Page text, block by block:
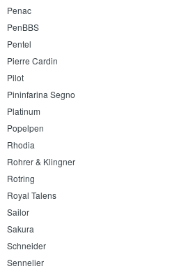
Penac
PenBBS
Pentel
Pierre Cardin
Pilot
Pininfarina Segno
Platinum
Popelpen
Rhodia
Rohrer & Klingner
Rotring
Royal Talens
Sailor
Sakura
Schneider
Sennelier